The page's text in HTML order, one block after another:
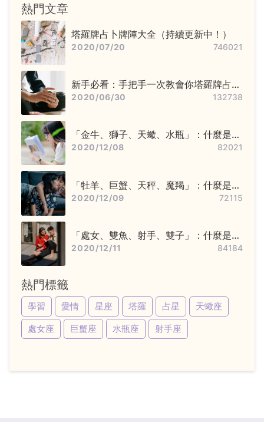
熱門文章
塔羅牌占卜牌陣大全（持續更新中！）
2020/07/20 746021
新手必看：手把手一次教會你塔羅牌占卜
步驟——洗牌＋切牌、抽牌、排牌陣！
2020/06/30 132738
「金牛、獅子、天蠍、水瓶」：什麼是固
定星座，他們又該怎麼追？
2020/12/08 82021
「牡羊、巨蟹、天秤、魔羯」：什麼是基
本星座，他們又該怎麼追？
2020/12/09 72115
「處女、雙魚、射手、雙子」：什麼是變
動星座，他們又該怎麼追？
2020/12/11 84184
熱門標籤
學習 愛情 星座 塔羅 占星
天蠍座
處女座
巨蟹座 水瓶座 射手座